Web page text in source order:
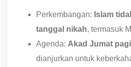
Perkembangan: Islam
tanggal nikah, termasuk
Agenda: Akad Jumat
dianjurkan untuk